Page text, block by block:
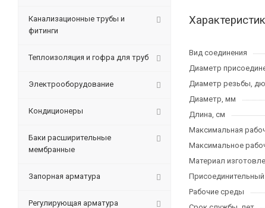
Вид соединения
Диаметр
Диаметр резьбы,
Диаметр, мм
Длина, см
Максимальная
Максимальное
Материал
Рабочие среды
Канализационные трубы и
фитинги
Теплоизоляция и гофра для труб
Электрооборудование
Кондиционеры
Баки расширительные
мембранные
Запорная арматура
Регулирующая арматура